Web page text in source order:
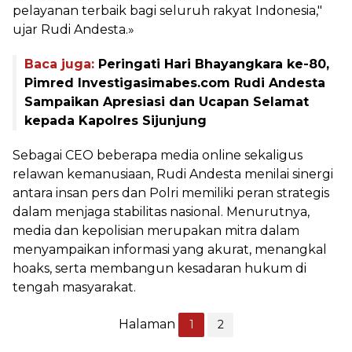
pelayanan terbaik bagi seluruh rakyat Indonesia,"
ujar Rudi Andesta.»
Baca juga: Peringati Hari Bhayangkara ke-80,
Pimred Investigasimabes.com Rudi Andesta
Sampaikan Apresiasi dan Ucapan Selamat
kepada Kapolres Sijunjung
Sebagai CEO beberapa media online sekaligus
relawan kemanusiaan, Rudi Andesta menilai sinergi
antara insan pers dan Polri memiliki peran strategis
dalam menjaga stabilitas nasional. Menurutnya,
media dan kepolisian merupakan mitra dalam
menyampaikan informasi yang akurat, menangkal
hoaks, serta membangun kesadaran hukum di
tengah masyarakat.
Halaman 1 2